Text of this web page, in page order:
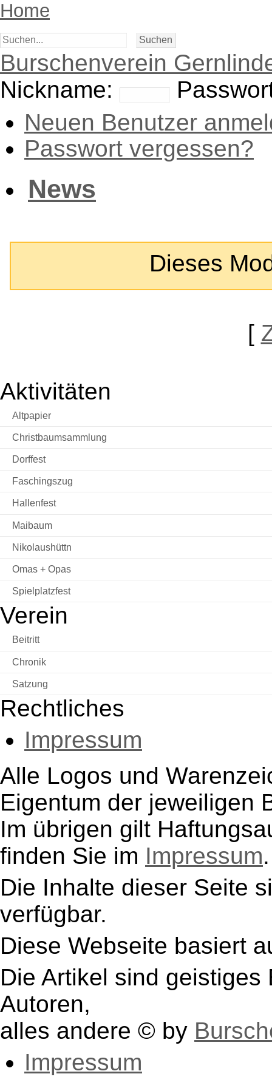
Home
Burschenverein
Nickname:
Neuen Benutzer
Passwort vergessen?
News
Dieses
[
Aktivitäten
Altpapier
Christbaumsammlung
Dorffest
Faschingszug
Hallenfest
Maibaum
Nikolaushüttn
Omas + Opas
Spielplatzfest
Verein
Beitritt
Chronik
Satzung
Rechtliches
Impressum
Alle Logos und
Eigentum der jeweiligen
Im übrigen gilt
finden Sie im Impressum.
Die Inhalte dieser Seite
verfügbar.
Diese Webseite basiert
Die Artikel sind
Autoren,
alles andere © by
Impressum